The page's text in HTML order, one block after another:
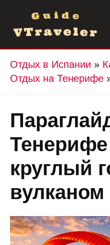
содержимому
Отдых в Испании »
Отдых на Тенерифе
круглый